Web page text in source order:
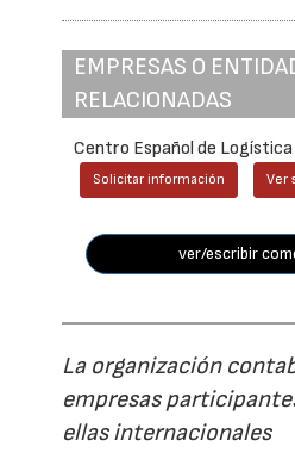
EMPRESAS O
RELACIONADAS
Centro Español de Logística
Solicitar información Ver
ver/escribir
La organización
empresas
ellas internacionales